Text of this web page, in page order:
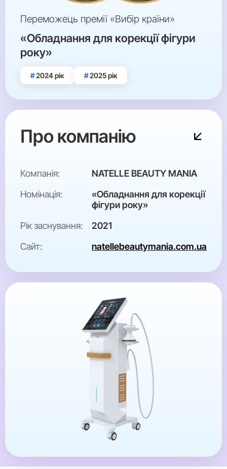
Переможець премії «Вибір країни»
«Обладнання для корекції фігури
року»
2024 рік 2025 рік
Про компанію
Компанія:
NATELLE BEAUTY MANIA
Номінація:
«Обладнання для корекції
фігури року»
Рік заснування:
2021
Сайт:
natellebeautymania.com.ua